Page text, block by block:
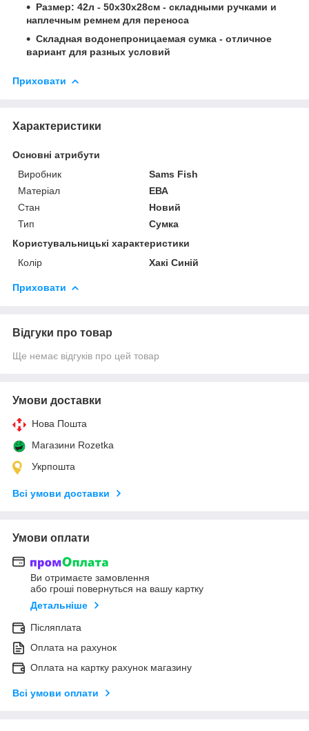
Размер: 42л - 50x30x28см - складными ручками и
наплечным ремнем для переноса
Складная водонепроницаемая сумка - отличное
вариант для разных условий
Приховати
Характеристики
Основні атрибути
Виробник
Sams Fish
Матеріал
ЕВА
Стан
Новий
Тип
Сумка
Користувальницькі характеристики
Колір
Хакі Синій
Приховати
Відгуки про товар
Ще немає відгуків про цей товар
Умови доставки
Нова Пошта
Магазини Rozetka
Укрпошта
Всі умови доставки
Умови оплати
Ви отримаєте замовлення
або гроші повернуться на вашу картку
Детальніше
Післяплата
Оплата на рахунок
Оплата на картку рахунок магазину
Всі умови оплати